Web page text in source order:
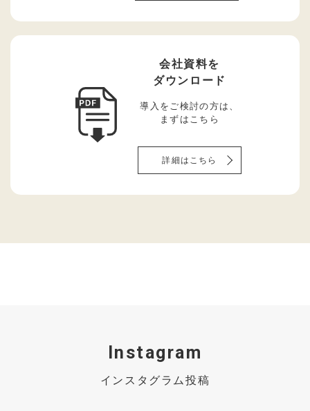
会社資料を
ダウンロード
導入をご検討の方は、
まずはこちら
詳細はこちら
Instagram
インスタグラム投稿